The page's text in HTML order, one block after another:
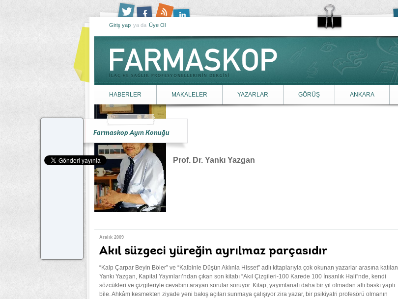
Giriş yap ya da Üye Ol
HABERLER MAKALELER YAZARLAR GÖRÜŞ ANKARA
Farmaskop Ayın Konuğu
Prof. Dr. Yankı Yazgan
Aralık 2009
Akıl süzgeci yüreğin ayrılmaz parçasıdır
“Kalp Çarpar Beyin Böler” ve “Kalbinle Düşün Aklınla Hisset” adlı kitaplarıyla çok okunan yazarlar arasına katılan
Yankı Yazgan, Kapital Yayınları’ndan çıkan son kitabı “Akıl Çizgileri-100 Karede 100 İnsanlık Hali”nde, kendi
sözcükleri ve çizgileriyle cevabını arayan sorular soruyor. Kitap, yayımlanalı daha bir yıl olmadan altı baskı yaptı
bile. Ahkâm kesmekten ziyade yeni bakış açıları sunmaya çalışıyor zira yazar, bir psikiyatri profesörü olmanın